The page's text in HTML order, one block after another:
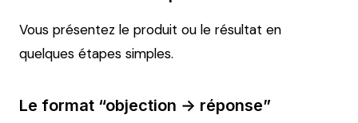
Vous présentez le produit ou le résultat en
quelques étapes simples.
Le format “objection → réponse”